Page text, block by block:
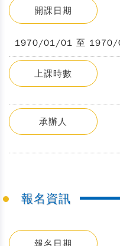
開課日期
1970/01/01 至
上課時數
承辦人
報名資訊
報名日期